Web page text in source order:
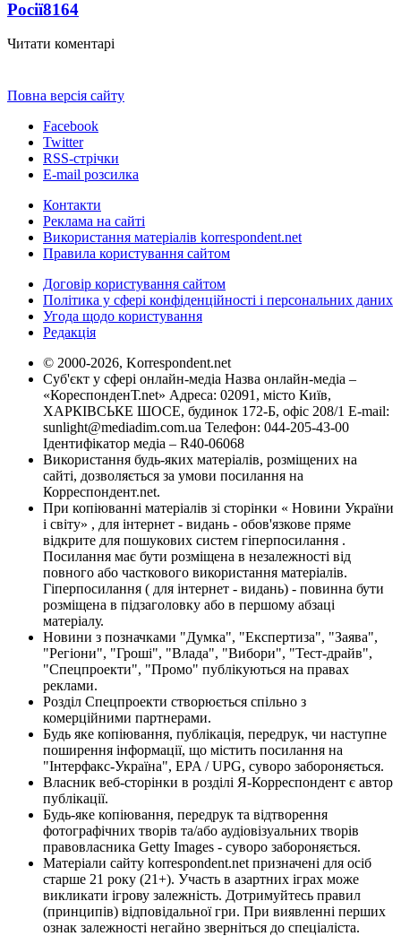
Росії8164
Читати коментарі
Повна версія сайту
Facebook
Twitter
RSS-стрічки
E-mail розсилка
Контакти
Реклама на сайті
Використання матеріалів korrespondent.net
Правила користування сайтом
Договір користування сайтом
Політика у сфері конфіденційності і персональних даних
Угода щодо користування
Редакція
© 2000-2026, Korrespondent.net
Суб'єкт у сфері онлайн-медіа Назва онлайн-медіа –
«КореспонденТ.net» Адреса: 02091, місто Київ,
ХАРКІВСЬКЕ ШОСЕ, будинок 172-Б, офіс 208/1 E-mail:
sunlight@mediadim.com.ua Телефон: 044-205-43-00
Ідентифікатор медіа – R40-06068
Використання будь-яких матеріалів, розміщених на
сайті, дозволяється за умови посилання на
Корреспондент.net.
При копіюванні матеріалів зі сторінки « Новини України
і світу» , для інтернет - видань - обов'язкове пряме
відкрите для пошукових систем гіперпосилання .
Посилання має бути розміщена в незалежності від
повного або часткового використання матеріалів.
Гіперпосилання ( для інтернет - видань) - повинна бути
розміщена в підзаголовку або в першому абзаці
матеріалу.
Новини з позначками "Думка", "Експертиза", "Заява",
"Регіони", "Гроші", "Влада", "Вибори", "Тест-драйв",
"Спецпроекти", "Промо" публікуються на правах
реклами.
Розділ Спецпроекти створюється спільно з
комерційними партнерами.
Будь яке копіювання, публікація, передрук, чи наступне
поширення інформації, що містить посилання на
"Інтерфакс-Україна", EPA / UPG, суворо забороняється.
Власник веб-сторінки в розділі Я-Корреспондент є автор
публікації.
Будь-яке копіювання, передрук та відтворення
фотографічних творів та/або аудіовізуальних творів
правовласника Getty Images - суворо забороняється.
Матеріали сайту korrespondent.net призначені для осіб
старше 21 року (21+). Участь в азартних іграх може
викликати ігрову залежність. Дотримуйтесь правил
(принципів) відповідальної гри. При виявленні перших
ознак залежності негайно зверніться до спеціаліста.